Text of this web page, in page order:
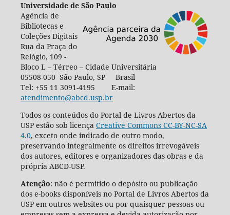
Universidade de São Paulo
Agência de
Bibliotecas e
Coleções Digitais
Rua da Praça do
Relógio, 109 -
Bloco L – Térreo – Cidade Universitária
05508-050 São Paulo, SP Brasil
Tel: +55 11 3091-4195 E-mail:
atendimento@abcd.usp.br
Todos os conteúdos do Portal de Livros Abertos da
USP estão sob licença Creative Commons CC-BY-NC-SA
4.0, exceto onde indicado de outro modo,
preservando integralmente os direitos irrevogáveis
dos autores, editores e organizadores das obras e da
própria ABCD-USP.
Atenção: não é permitido o depósito ou publicação
dos e-books disponíveis no Portal de Livros Abertos da
USP em outros websites ou por quaisquer pessoas ou